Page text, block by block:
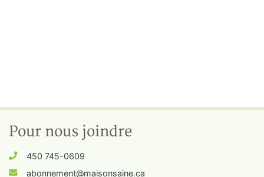
Pour nous joindre
450 745-0609
abonnement@maisonsaine.ca